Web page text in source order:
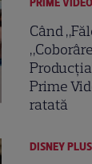
PRIME VIDEO
Când
Prime
ratată
DISNEY PLUS